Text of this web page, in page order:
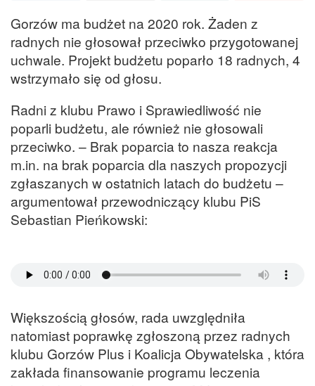
Gorzów ma budżet na 2020 rok. Żaden z
radnych nie głosował przeciwko przygotowanej
uchwale. Projekt budżetu poparło 18 radnych, 4
wstrzymało się od głosu.
Radni z klubu Prawo i Sprawiedliwość nie
poparli budżetu, ale również nie głosowali
przeciwko. – Brak poparcia to nasza reakcja
m.in. na brak poparcia dla naszych propozycji
zgłaszanych w ostatnich latach do budżetu –
argumentował przewodniczący klubu PiS
Sebastian Pieńkowski:
Większością głosów, rada uwzględniła
natomiast poprawkę zgłoszoną przez radnych
klubu Gorzów Plus i Koalicja Obywatelska , która
zakłada finansowanie programu leczenia